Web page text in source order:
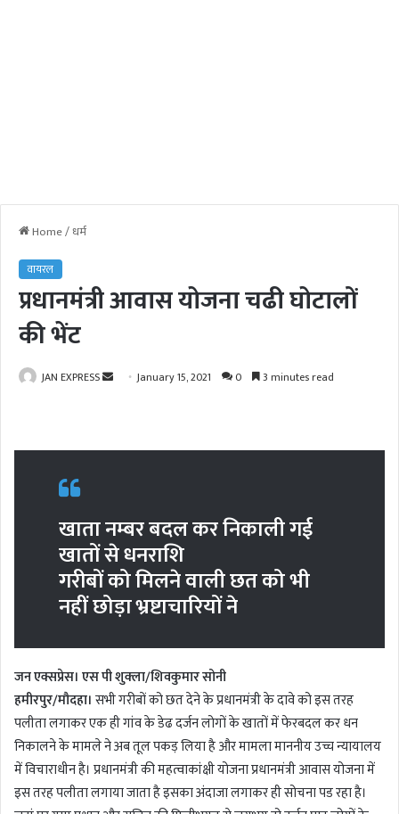
Home/धर्म
वायरल
प्रधानमंत्री आवास योजना चढी घोटालों
की भेंट
JAN EXPRESS
m
a
i
l
January 15, 2021 0 3 minutes read
खाता नम्बर बदल कर निकाली गई
खातों से धनराशि
गरीबों को मिलने वाली छत को भी
नहीं छोड़ा भ्रष्टाचारियों ने
जन एक्सप्रेस। एस पी शुक्ला/शिवकुमार सोनी
हमीरपुर/मौदहा। सभी गरीबों को छत देने के प्रधानमंत्री के दावे को इस तरह
पलीता लगाकर एक ही गांव के डेढ दर्जन लोगों के खातों में फेरबदल कर धन
निकालने के मामले ने अब तूल पकड़ लिया है और मामला माननीय उच्च न्यायालय
में विचाराधीन है। प्रधानमंत्री की महत्वाकांक्षी योजना प्रधानमंत्री आवास योजना में
इस तरह पलीता लगाया जाता है इसका अंदाजा लगाकर ही सोचना पड रहा है।